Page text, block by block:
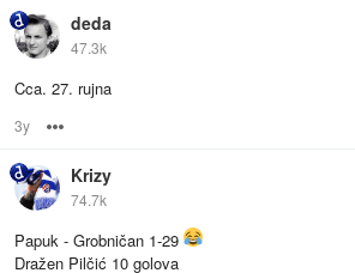
deda
47.3k
Cca. 27. rujna
3y
Krizy
74.7k
Papuk - Grobničan 1-29
Dražen Pilčić 10 golova